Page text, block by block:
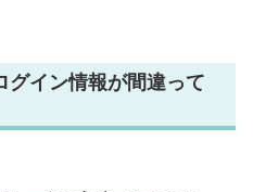
グイン情報が間違って